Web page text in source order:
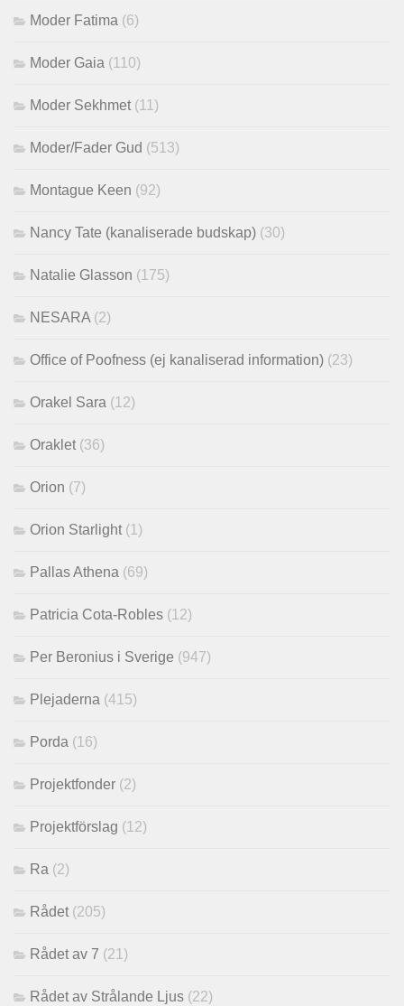
Moder Fatima (6)
Moder Gaia (110)
Moder Sekhmet (11)
Moder/Fader Gud (513)
Montague Keen (92)
Nancy Tate (kanaliserade budskap) (30)
Natalie Glasson (175)
NESARA (2)
Office of Poofness (ej kanaliserad information) (23)
Orakel Sara (12)
Oraklet (36)
Orion (7)
Orion Starlight (1)
Pallas Athena (69)
Patricia Cota-Robles (12)
Per Beronius i Sverige (947)
Plejaderna (415)
Porda (16)
Projektfonder (2)
Projektförslag (12)
Ra (2)
Rådet (205)
Rådet av 7 (21)
Rådet av Strålande Ljus (22)